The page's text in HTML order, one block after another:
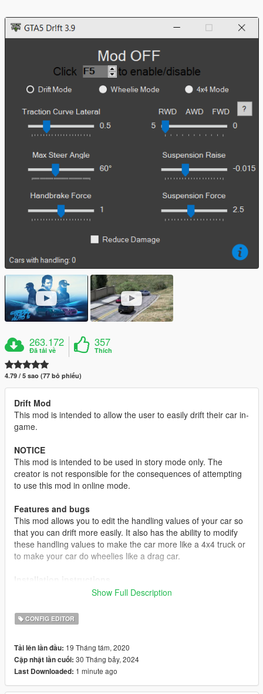
263.172
Đã tải về
357
Thích
4.79 / 5 sao (77 bỏ phiếu)
Drift Mod
This mod is intended to allow the user to easily drift their car in-
game.
NOTICE
This mod is intended to be used in story mode only. The
creator is not responsible for the consequences of attempting
to use this mod in online mode.
Features and bugs
This mod allows you to edit the handling values of your car so
that you can drift more easily. It also has the ability to modify
these handling values to make the car more like a 4x4 truck or
to make your car do wheelies like a drag car.
Run after you start GTA V. Select your game version and
like for each option. Press f5 (or whatever key you set it to) to
activate the mod.
Credits/Permissions
This mod is based on theDrift Mod
which does not work and has not been updated in over half a
year. I have made attempts to contact the creator, but he has
Show Full Description
CONFIG EDITOR
Tải lên lần đầu: 19 Tháng tám, 2020
Cập nhật lần cuối: 30 Tháng bảy, 2024
Last Downloaded: 1 minute ago